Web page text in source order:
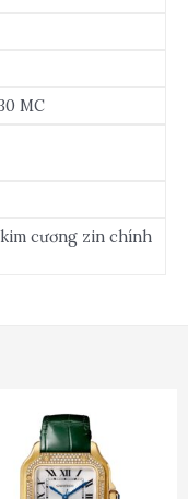
MC
cương zin chính